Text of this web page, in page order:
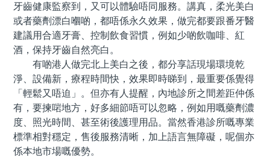
牙齒健康監察到，又可以體驗唔同服務。講真，柔光美白
或者藥劑漂白嗰啲，都唔係永久效果，做完都要跟番牙醫
建議用合適牙膏、控制飲食習慣，例如少啲飲咖啡、紅
酒，保持牙齒自然亮白。
有啲港人做完北上美白之後，都分享話現場環境乾
淨、設備新，療程時間快，效果即時睇到，最重要係覺得
「輕鬆又唔迫」。但亦有人提醒，內地診所之間差距仲係
有，要揀啱地方，好多細節唔可以忽略，例如用嘅藥劑濃
度、照光時間、甚至術後護理用品。當然香港診所嘅專業
標準相對穩定，售後服務清晰，加上語言無障礙，呢個亦
係本地市場嘅優勢。